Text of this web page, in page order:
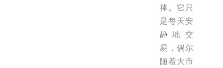
捧。它只
是每天安
静地交
易，偶尔
随着大市